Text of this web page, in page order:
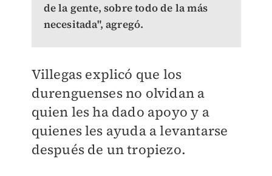
de la gente, sobre todo de la más
necesitada", agregó.
Villegas explicó que los
durenguenses no olvidan a
quien les ha dado apoyo y a
quienes les ayuda a levantarse
después de un tropiezo.